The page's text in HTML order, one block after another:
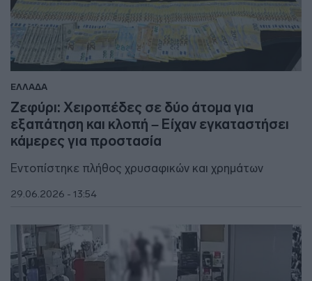
ΕΛΛΑΔΑ
Ζεφύρι: Χειροπέδες σε δύο άτομα για
εξαπάτηση και κλοπή – Είχαν εγκαταστήσει
κάμερες για προστασία
Εντοπίστηκε πλήθος χρυσαφικών και χρημάτων
29.06.2026 - 13:54